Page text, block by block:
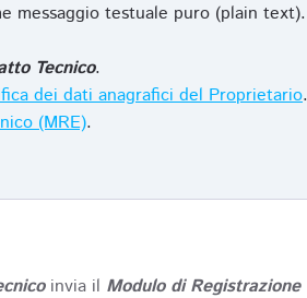
messaggio testuale puro (plain text).
Tecnico.
dei dati anagrafici del Proprietario.
(MRE).
invia il Modulo di Registrazione